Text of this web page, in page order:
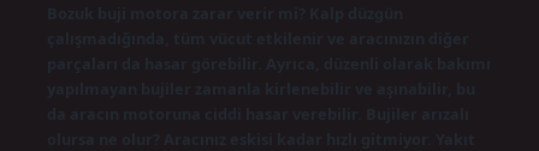
Bozuk buji motora zarar verir mi? Kalp düzgün
çalışmadığında, tüm vücut etkilenir ve aracınızın diğer
parçaları da hasar görebilir. Ayrıca, düzenli olarak bakımı
yapılmayan bujiler zamanla kirlenebilir ve aşınabilir, bu
da aracın motoruna ciddi hasar verebilir. Bujiler arızalı
olursa ne olur? Aracınız eskisi kadar hızlı gitmiyor. Yakıt